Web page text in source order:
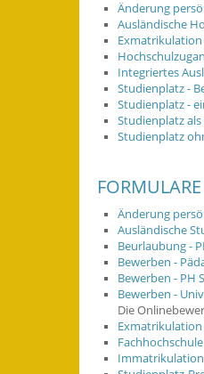
Änderung
Ausländische
Integriertes
Studienplatz -
Studienplatz -
Studienplatz
Studienplatz
Änderung
Ausländische
Beurlaubung -
Bewerben -
Bewerben - PH
Bewerben -
Die
Exmatrikulation
Immatrikulation